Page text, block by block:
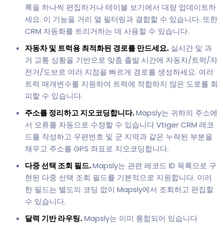
록을 하나씩 편집하거나 테이블 보기에서 대량 업데이트하
세요. 이 기능을 거리 열 필터링과 결합할 수 있습니다. 또한
CRM 자동화를 트리거하는 데 사용할 수 있습니다.
자동차 및 트럭용 최적화된 경로를 만드세요. 실시간 및 과
거 교통 상황을 기반으로 맞춤 출발 시간에 자동차/트럭/자
전거/도보로 여러 지점을 빠르게 경로를 생성하세요. 여러
트럭 매개변수를 지원하여 트럭에 적합하지 않은 도로를 회
피할 수 있습니다.
주소를 정리하고 지오코딩합니다.Mapsly는 귀하의 주소에
서 오류를 자동으로 수정할 수 있습니다 Vtiger CRM 레코
드를 작성하고 우편번호 및 군 지역과 같은 누락된 부분을
채우고 주소를 GPS 좌표로 지오코딩합니다.
다중 선택 조회 필드.Mapsly는 관련 레코드 ID 목록으로 구
현된 다중 선택 조회 필드를 기본적으로 지원합니다. 이러
한 필드는 별도의 코딩 없이 Mapsly에서 조회하고 편집할
수 있습니다.
달력 기반 라우팅.Mapsly는 이미 통합되어 있습니다